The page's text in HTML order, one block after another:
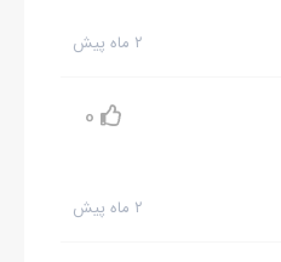
۲ ماه پیش
0
۲ ماه پیش